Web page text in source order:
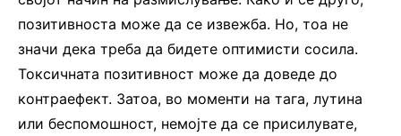
позитивноста може да се извежба. Но, тоа не
значи дека треба да бидете оптимисти сосила.
Токсичната позитивност може да доведе до
контраефект. Затоа, во моменти на тага, лутина
или беспомошност, немојте да се присилувате,